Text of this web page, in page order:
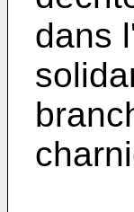
dans